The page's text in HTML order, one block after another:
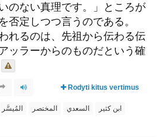
のない真理です。」ところが
否定しつつ言うのである。
れるのは、先祖から伝わる伝
ッラーからのものだという確
Rodyti kitus vertimus
المُيسَّر المختصر السعدي
ابن كثير